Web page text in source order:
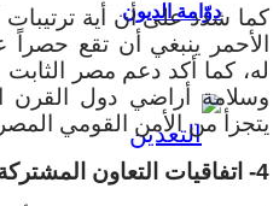
دوّامة الديون
كما شدد على أن أية
الأحمر ينبغي أن تقع
له، كما أكد دعم مصر
وسلامة أراضي دول القرن
يتجزأ من الأمن القومي
4- اتفاقيات التعاون المشتركة: